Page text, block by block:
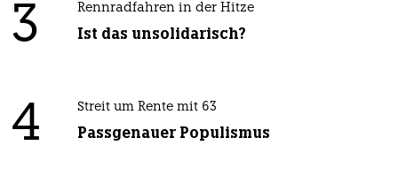
3 Rennradfahren in der Hitze
Ist das unsolidarisch?
4 Streit um Rente mit 63
Passgenauer Populismus